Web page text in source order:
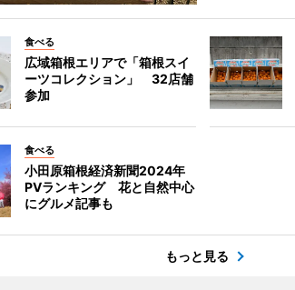
食べる
広域箱根エリアで「箱根スイ
ーツコレクション」 32店舗
参加
食べる
小田原箱根経済新聞2024年
PVランキング 花と自然中心
にグルメ記事も
もっと見る